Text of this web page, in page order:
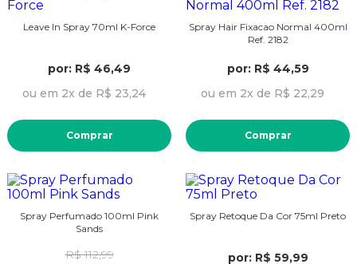
Leave In Spray 70ml K-Force
por: R$ 46,49
ou em 2x de R$ 23,24
Comprar
Spray Hair Fixacao Normal 400ml
Ref. 2182
por: R$ 44,59
ou em 2x de R$ 22,29
Comprar
Spray Perfumado 100ml Pink
Sands
R$ 112,99
Spray Retoque Da Cor 75ml Preto
por: R$ 59,99